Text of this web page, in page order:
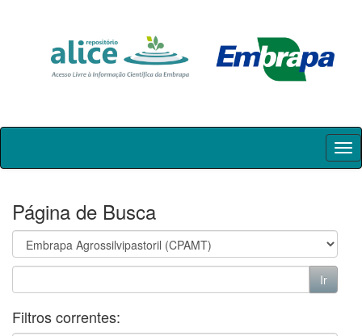
Skip
Página de Busca
Filtros correntes: